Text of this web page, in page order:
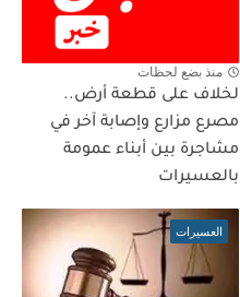
منذ بضع لحظات
لخلاف على قطعة أرض..
مصرع مزارع وإصابة آخر في
مشاجرة بين أبناء عمومة
بالعسيرات
العسيرات